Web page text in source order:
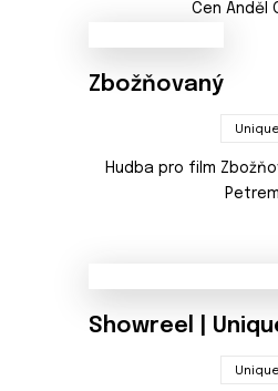
Cen Anděl
Zbožňovaný
Hudba pro film
Showreel |